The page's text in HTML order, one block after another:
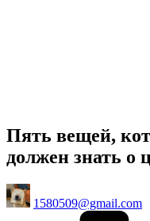
Пять вещей,
должен знать о
Posted
by
1580509@gmail.com